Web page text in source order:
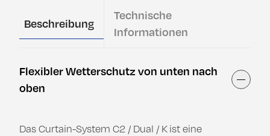
Beschreibung
Technische
Informationen
Flexibler Wetterschutz von unten nach
oben
Inhalt
Das Curtain-System C2 / Dual / K ist eine